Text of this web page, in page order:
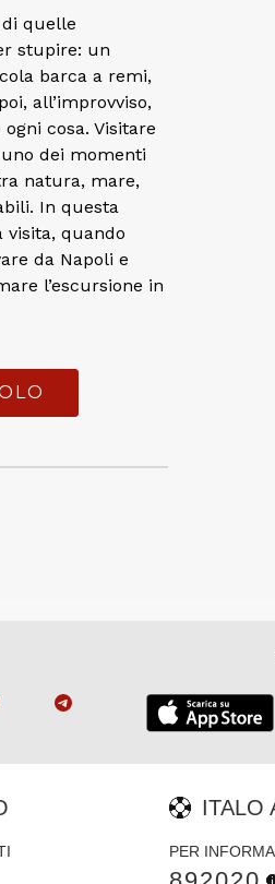
quelle
stupire: un
barca a remi,
all’improvviso,
cosa. Visitare
dei momenti
natura, mare,
In questa
visita, quando
da Napoli e
l’escursione in
ITALO
PER